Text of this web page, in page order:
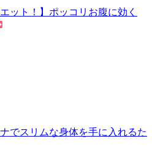
ット！】ポッコリお腹に効く
でスリムな身体を手に入れるた